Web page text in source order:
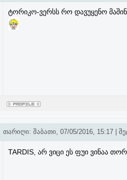
ტორიკო-ვერსს რო დავუყენო
თარიღი: შაბათი, 07/05/2016, 15:17 |
TARDIS, არ ვიცი ეს ფუი ვინაა